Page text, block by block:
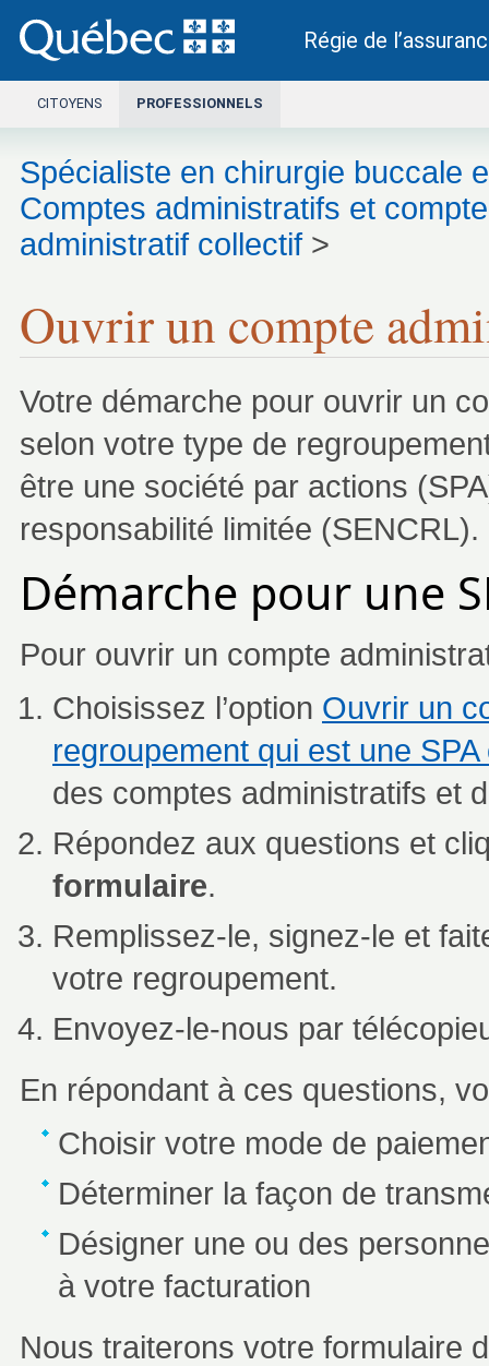
Régie de
Ce lien s’ouvrira dans une nouvelle fenêtre.
CITOYENS PROFESSIONNELS
Spécialiste en chirurgie buccale
Comptes administratifs et
administratif collectif >
Ouvrir un compte
Votre démarche pour ouvrir un
selon votre type de
être une société par actions
responsabilité limitée (SENCRL).
Démarche pour une
Pour ouvrir un compte
Choisissez l’option Ouvrir un
regroupement qui est une
des comptes administratifs et
Répondez aux questions et
formulaire.
Remplissez-le, signez-le et
votre regroupement.
Envoyez-le-nous par
En répondant à ces questions,
Choisir votre mode de
Déterminer la façon de
Désigner une ou des
à votre facturation
Nous traiterons votre formulaire